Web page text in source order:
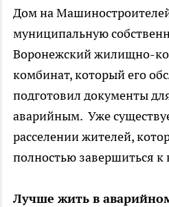
Дом на
муниципальную
Воронежский жилищно-
комбинат, который его
подготовил документы
аварийным. Уже
расселении жителей,
полностью завершиться к
Лучше жить в